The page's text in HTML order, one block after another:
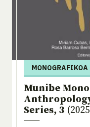
MONOGRAFIKOA
Munibe
Series, 3